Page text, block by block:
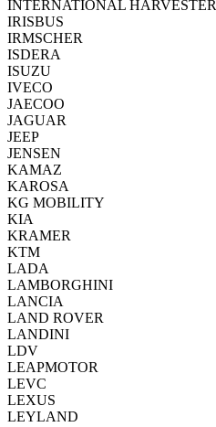
INTERNATIONAL HARVESTER
IRISBUS
IRMSCHER
ISDERA
ISUZU
IVECO
JAECOO
JAGUAR
JEEP
JENSEN
KAMAZ
KAROSA
KG MOBILITY
KIA
KRAMER
KTM
LADA
LAMBORGHINI
LANCIA
LAND ROVER
LANDINI
LDV
LEAPMOTOR
LEVC
LEXUS
LEYLAND